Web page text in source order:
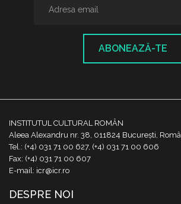
ABONEAZĂ-TE
INSTITUTUL CULTURAL ROMÂN
Aleea Alexandru nr. 38, 011824 București,
Tel.: (+4) 031 71 00 627, (+4) 031 71 00 606
Fax: (+4) 031 71 00 607
E-mail: icr@icr.ro
DESPRE NOI